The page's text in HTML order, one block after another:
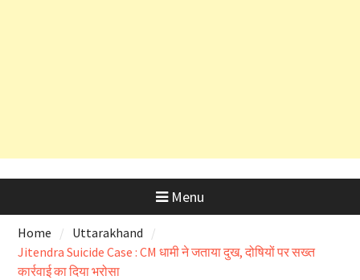
Menu
Home
Uttarakhand
Jitendra Suicide Case : CM धामी ने जताया दुख, दोषियों पर सख्त
कार्रवाई का दिया भरोसा